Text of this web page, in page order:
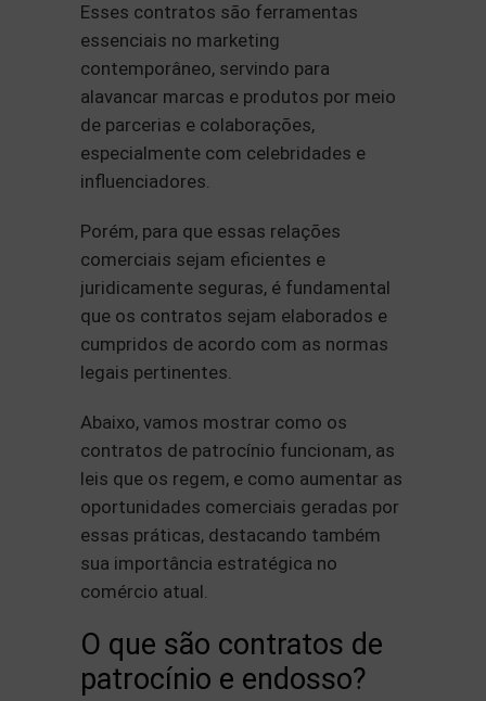
Esses contratos são ferramentas
essenciais no marketing
contemporâneo, servindo para
alavancar marcas e produtos por meio
de parcerias e colaborações,
especialmente com celebridades e
influenciadores.
Porém, para que essas relações
comerciais sejam eficientes e
juridicamente seguras, é fundamental
que os contratos sejam elaborados e
cumpridos de acordo com as normas
legais pertinentes.
Abaixo, vamos mostrar como os
contratos de patrocínio funcionam, as
leis que os regem, e como aumentar as
oportunidades comerciais geradas por
essas práticas, destacando também
sua importância estratégica no
comércio atual.
O que são contratos de
patrocínio e endosso?